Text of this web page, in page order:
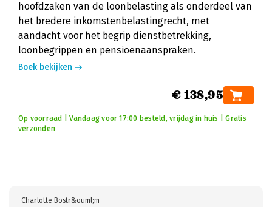
hoofdzaken van de loonbelasting als onderdeel van
het bredere inkomstenbelastingrecht, met
aandacht voor het begrip dienstbetrekking,
loonbegrippen en pensioenaanspraken.
Boek bekijken
€ 138,95
Op voorraad | Vandaag voor 17:00 besteld, vrijdag in huis | Gratis
verzonden
Charlotte Bostr&ouml;m